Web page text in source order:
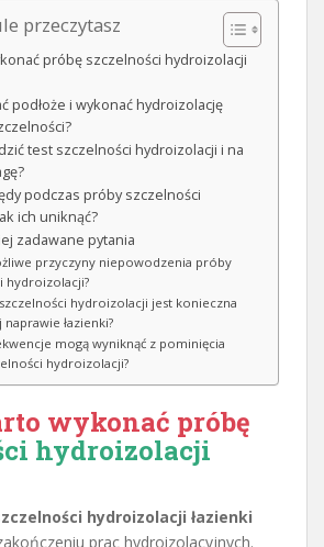
przeczytasz
próbę szczelności hydroizolacji
podłoże i wykonać hydroizolację
test szczelności hydroizolacji i na
podczas próby szczelności
ich uniknąć?
zadawane pytania
przyczyny niepowodzenia próby
hydroizolacji?
hydroizolacji jest konieczna
naprawie łazienki?
mogą wyniknąć z pominięcia
hydroizolacji?
wykonać próbę
hydroizolacji
hydroizolacji łazienki
prac hydroizolacyjnych.